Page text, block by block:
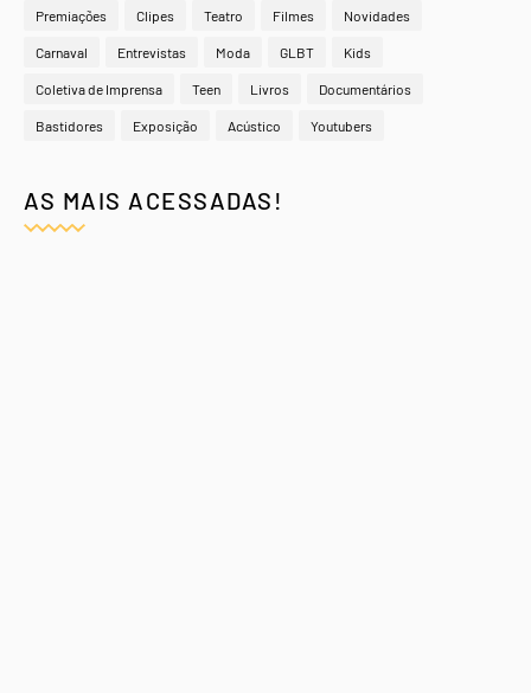
Premiações Clipes Teatro Filmes Novidades
Carnaval Entrevistas Moda GLBT Kids
Coletiva de Imprensa Teen Livros Documentários
Bastidores Exposição Acústico Youtubers
AS MAIS ACESSADAS!